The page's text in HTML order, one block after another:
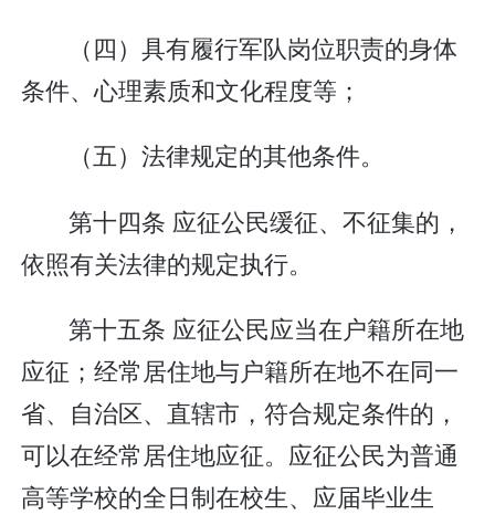
（四）具有履行军队岗位职责的身体
条件、心理素质和文化程度等；
（五）法律规定的其他条件。
第十四条 应征公民缓征、不征集的，
依照有关法律的规定执行。
第十五条 应征公民应当在户籍所在地
应征；经常居住地与户籍所在地不在同一
省、自治区、直辖市，符合规定条件的，
可以在经常居住地应征。应征公民为普通
高等学校的全日制在校生、应届毕业生